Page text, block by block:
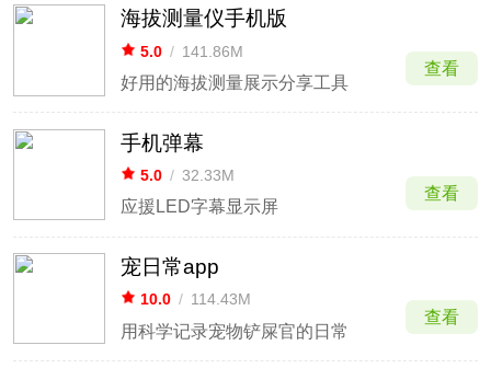
海拔测量仪手机版
5.0 / 141.86M
好用的海拔测量展示分享工具
查看
手机弹幕
5.0 / 32.33M
应援LED字幕显示屏
查看
宠日常app
10.0 / 114.43M
用科学记录宠物铲屎官的日常
查看